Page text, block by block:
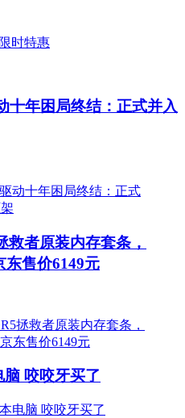
十年困局终结：正式并入
救者原装内存套条，
东售价6149元
咬咬牙买了